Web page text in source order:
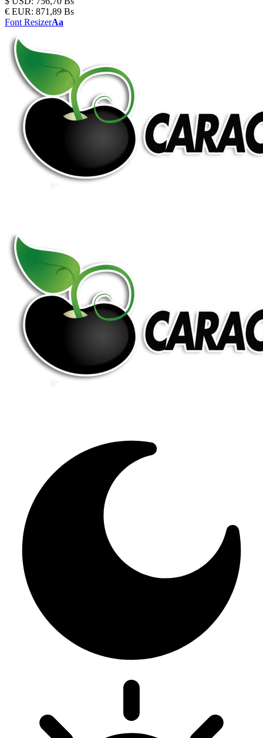
€ EUR: 871,89 Bs
Font ResizerAa